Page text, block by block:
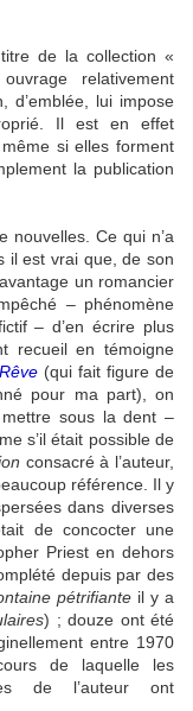
de la collection «
relativement
d’emblée, lui impose
Il est en effet
si elles forment
la publication
nouvelles. Ce qui n’a
il est vrai que, de son
un romancier
– phénomène
– d’en écrire plus
recueil en témoigne
(qui fait figure de
pour ma part), on
mettre sous la dent –
s’il était possible de
consacré à l’auteur,
référence. Il y
dans diverses
de concocter une
Priest en dehors
depuis par des
pétrifiante il y a
) ; douze ont été
entre 1970
de laquelle les
de l’auteur ont